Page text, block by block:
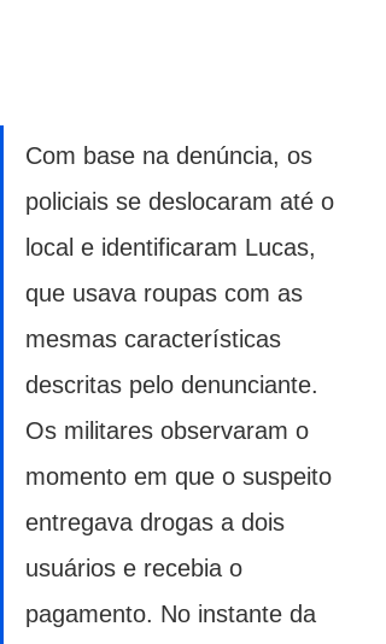
Com base na denúncia, os
policiais se deslocaram até o
local e identificaram Lucas,
que usava roupas com as
mesmas características
descritas pelo denunciante.
Os militares observaram o
momento em que o suspeito
entregava drogas a dois
usuários e recebia o
pagamento. No instante da